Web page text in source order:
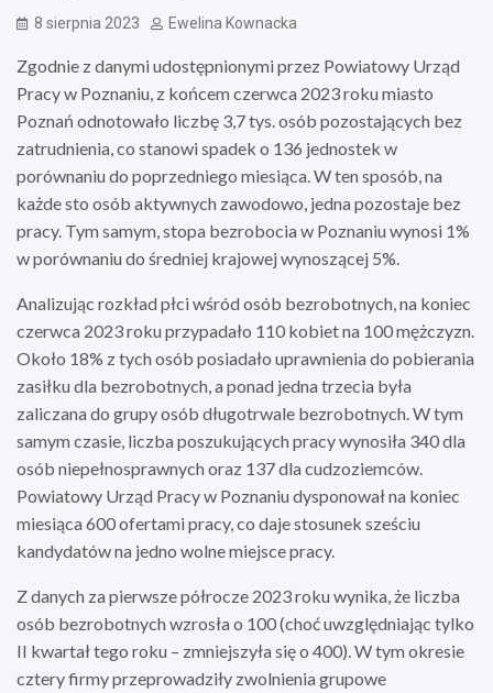
8 sierpnia 2023 Ewelina Kownacka
Zgodnie z danymi udostępnionymi przez Powiatowy Urząd
Pracy w Poznaniu, z końcem czerwca 2023 roku miasto
Poznań odnotowało liczbę 3,7 tys. osób pozostających bez
zatrudnienia, co stanowi spadek o 136 jednostek w
porównaniu do poprzedniego miesiąca. W ten sposób, na
każde sto osób aktywnych zawodowo, jedna pozostaje bez
pracy. Tym samym, stopa bezrobocia w Poznaniu wynosi 1%
w porównaniu do średniej krajowej wynoszącej 5%.
Analizując rozkład płci wśród osób bezrobotnych, na koniec
czerwca 2023 roku przypadało 110 kobiet na 100 mężczyzn.
Około 18% z tych osób posiadało uprawnienia do pobierania
zasiłku dla bezrobotnych, a ponad jedna trzecia była
zaliczana do grupy osób długotrwale bezrobotnych. W tym
samym czasie, liczba poszukujących pracy wynosiła 340 dla
osób niepełnosprawnych oraz 137 dla cudzoziemców.
Powiatowy Urząd Pracy w Poznaniu dysponował na koniec
miesiąca 600 ofertami pracy, co daje stosunek sześciu
kandydatów na jedno wolne miejsce pracy.
Z danych za pierwsze półrocze 2023 roku wynika, że liczba
osób bezrobotnych wzrosła o 100 (choć uwzględniając tylko
II kwartał tego roku – zmniejszyła się o 400). W tym okresie
cztery firmy przeprowadziły zwolnienia grupowe